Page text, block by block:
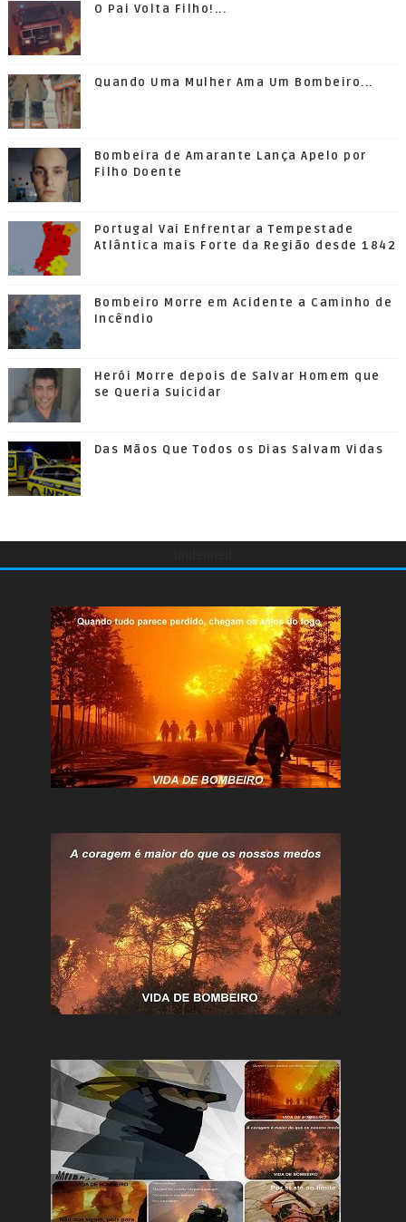
O Pai Volta Filho!...
Quando Uma Mulher Ama Um Bombeiro...
Bombeira de Amarante Lança Apelo por
Filho Doente
Portugal Vai Enfrentar a Tempestade
Atlântica mais Forte da Região desde 1842
Bombeiro Morre em Acidente a Caminho de
Incêndio
Herói Morre depois de Salvar Homem que
se Queria Suicidar
Das Mãos Que Todos os Dias Salvam Vidas